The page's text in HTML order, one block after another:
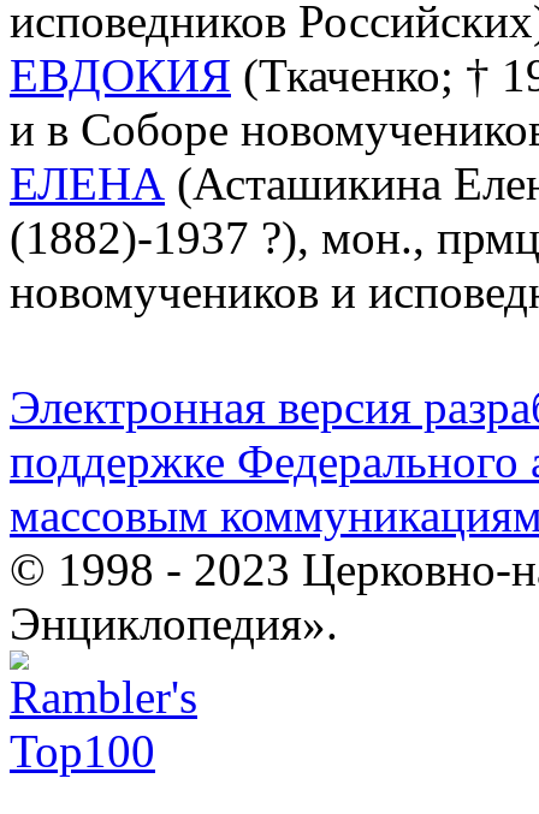
исповедников
ЕВДОКИЯ (Ткаченко; †
и в Соборе
ЕЛЕНА (Асташикина
(1882)-1937 ?), мон.,
новомучеников и
Электронная версия
поддержке Федерального
массовым
© 1998 - 2023 Церковно-
Энциклопедия».